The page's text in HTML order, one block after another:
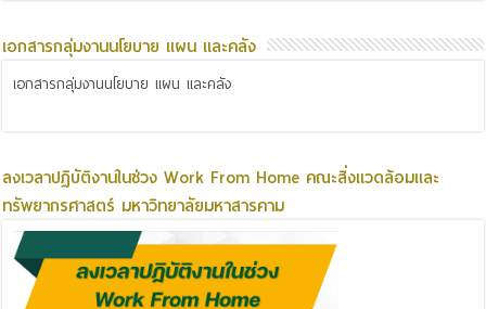
เอกสารกลุ่มงานนโยบาย แผน และคลัง
เอกสารกลุ่มงานนโยบาย แผน และคลัง
ลงเวลาปฏิบัติงานในช่วง Work From Home คณะสิ่งแวดล้อมและ
ทรัพยากรศาสตร์ มหาวิทยาลัยมหาสารคาม